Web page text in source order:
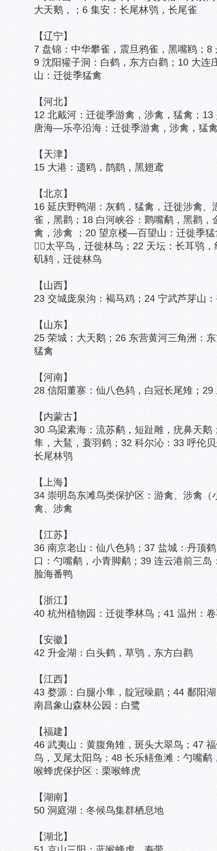
大天鹅，；6 集安：长尾林鸮，长尾雀
【辽宁】
7 盘锦：中华攀雀，震旦鸦雀，黑嘴鸥；
9 沈阳獾子洞：白鹤，东方白鹳；10 大连
山：迁徙季猛禽
【河北】
12 北戴河：迁徙季游禽，涉禽，猛禽；
唐海—乐亭沿海：迁徙季游禽，涉禽，猛
【天津】
15 大港：遗鸥，鹊鹞，黑翅鸢
【北京】
16 延庆野鸭湖：灰鹤，猛禽，迁徙涉禽、
雀，黑鹳；18 白河峡谷：鹮嘴鹬，黑鹳，
禽，涉禽 ；20 望京楼—百望山：迁徙季
，太平鸟，迁徙林鸟；22 天坛：长耳鸮
矶鸫，迁徙林鸟
【山西】
23 交城庞泉沟：褐马鸡；24 宁武芦芽山
【山东】
25 荣城：大天鹅；26 东营黄河三角洲：
猛禽
【河南】
28 信阳董寨：仙八色鸫，白冠长尾雉；
【内蒙古】
30 乌梁素海：流苏鹬，短趾雕，疣鼻天
隼，大鵟，蓑羽鹤；32 科尔沁：33 呼伦
长尾林鸮
【上海】
34 崇明岛东滩鸟类保护区：游禽、涉禽（
禽、涉禽
【江苏】
36 南京老山：仙八色鸫；37 盐城：丹顶
口：勺嘴鹬，小青脚鹬；39 连云港前三
脸海番鸭
【浙江】
40 杭州植物园：迁徙季林鸟；41 温州：
【安徽】
42 升金湖：白头鹤，草鸮，东方白鹳
【江西】
43 婺源：白腿小隼，靛冠噪鹛；44 鄱阳
南昌象山森林公园：白鹭
【福建】
46 武夷山：黄腹角雉，斑头大翠鸟；47
鸟，叉尾太阳鸟；48 长乐鳝鱼滩：勺嘴鹬
喉蜂虎保护区：栗喉蜂虎
【湖南】
50 洞庭湖：冬候鸟集群栖息地
【湖北】